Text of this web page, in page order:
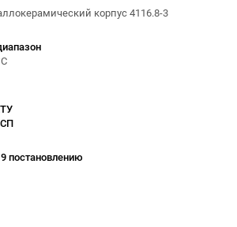
корпус 4116.8-3
постановлению